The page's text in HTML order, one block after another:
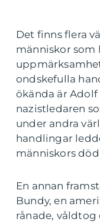
Det finns flera
människor som
ondskefulla
ökända är
nazistledaren
under andra
handlingar
människors
En annan
Bundy, en
rånade,